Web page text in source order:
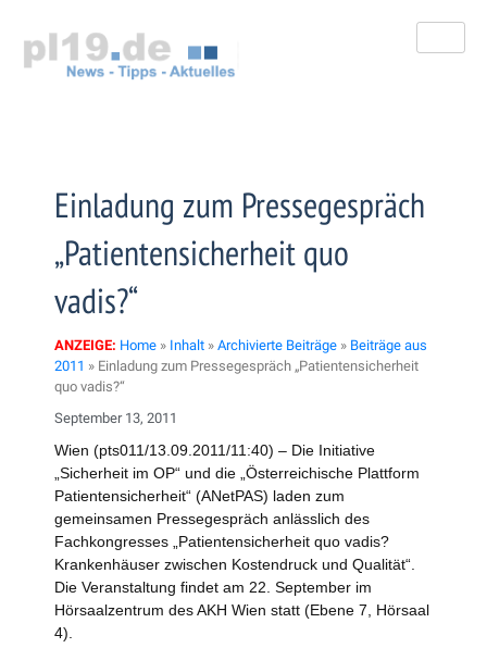
springen
Einladung zum Pressegespräch
„Patientensicherheit quo
vadis?“
ANZEIGE: Home » Inhalt » Archivierte Beiträge » Beiträge aus
2011 » Einladung zum Pressegespräch „Patientensicherheit
quo vadis?“
September 13, 2011
Wien (pts011/13.09.2011/11:40) – Die Initiative
„Sicherheit im OP“ und die „Österreichische Plattform
Patientensicherheit“ (ANetPAS) laden zum
gemeinsamen Pressegespräch anlässlich des
Fachkongresses „Patientensicherheit quo vadis?
Krankenhäuser zwischen Kostendruck und Qualität“.
Die Veranstaltung findet am 22. September im
Hörsaalzentrum des AKH Wien statt (Ebene 7, Hörsaal
4).